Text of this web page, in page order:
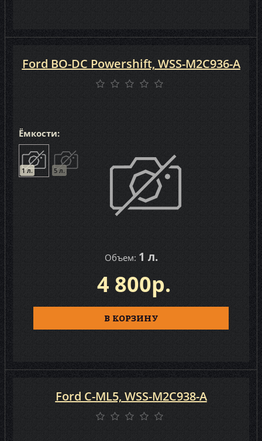
Ёмкости:
1 л. 5 л.
Объем: 1 л.
Ford BO-DC Powershift, WSS-M2C936-A
4 800р.
В КОРЗИНУ
Ford C-ML5, WSS-M2C938-A